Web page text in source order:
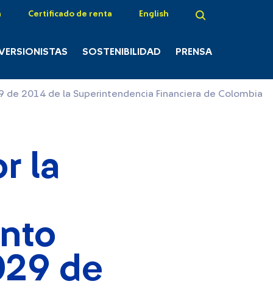
Certificado de renta English
SOSTENIBILIDAD PRENSA
2014 de la Superintendencia Financiera de Colombia
la
de